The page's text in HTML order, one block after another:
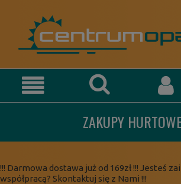
ZAKUPY
!!! Darmowa dostawa już od 169zł !!! Jesteś
współpracą? Skontaktuj się z Nami !!!